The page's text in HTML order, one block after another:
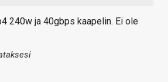
240w ja 40gbps kaapelin. Ei ole